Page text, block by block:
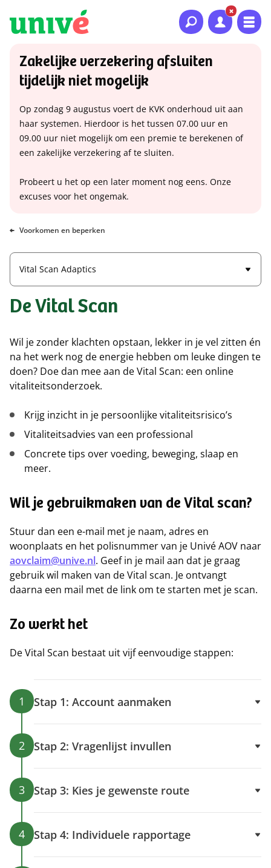
Naar hoofdinhoud
Naar hoofdnavigatie
Naar footer
Zakelijke verzekering afsluiten
tijdelijk niet mogelijk
Op zondag 9 augustus voert de KVK onderhoud uit aan
haar systemen. Hierdoor is het tussen 07.00 uur en
09.00 uur niet mogelijk om een premie te berekenen of
een zakelijke verzekering af te sluiten.
Probeert u het op een later moment nog eens. Onze
excuses voor het ongemak.
Voorkomen en beperken
Vital Scan Adaptics
De Vital Scan
Wil je zonder klachten opstaan, lekker in je vel zitten én
na het werk nog de energie hebben om leuke dingen te
doen? Doe dan mee aan de Vital Scan: een online
vitaliteitsonderzoek.
Krijg inzicht in je persoonlijke vitaliteitsrisico’s
Vitaliteitsadvies van een professional
Concrete tips over voeding, beweging, slaap en
meer.
Wil je gebruikmaken van de Vital scan?
Stuur dan een e-mail met je naam, adres en
woonplaats en het polisnummer van je Univé AOV naar
aovclaim@unive.nl. Geef in je mail aan dat je graag
gebruik wil maken van de Vital scan. Je ontvangt
daarna een mail met de link om te starten met je scan.
Zo werkt het
De Vital Scan bestaat uit vijf eenvoudige stappen:
1 Stap 1: Account aanmaken
2 Stap 2: Vragenlijst invullen
3 Stap 3: Kies je gewenste route
4 Stap 4: Individuele rapportage